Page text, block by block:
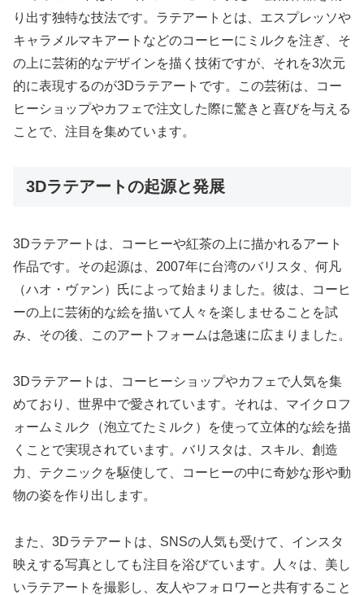
り出す独特な技法です。ラテアートとは、エスプレッソや
キャラメルマキアートなどのコーヒーにミルクを注ぎ、そ
の上に芸術的なデザインを描く技術ですが、それを3次元
的に表現するのが3Dラテアートです。この芸術は、コー
ヒーショップやカフェで注文した際に驚きと喜びを与える
ことで、注目を集めています。
3Dラテアートの起源と発展
3Dラテアートは、コーヒーや紅茶の上に描かれるアート
作品です。その起源は、2007年に台湾のバリスタ、何凡
（ハオ・ヴァン）氏によって始まりました。彼は、コーヒ
ーの上に芸術的な絵を描いて人々を楽しませることを試
み、その後、このアートフォームは急速に広まりました。
3Dラテアートは、コーヒーショップやカフェで人気を集
めており、世界中で愛されています。それは、マイクロフ
ォームミルク（泡立てたミルク）を使って立体的な絵を描
くことで実現されています。バリスタは、スキル、創造
力、テクニックを駆使して、コーヒーの中に奇妙な形や動
物の姿を作り出します。
また、3Dラテアートは、SNSの人気も受けて、インスタ
映えする写真としても注目を浴びています。人々は、美し
いラテアートを撮影し、友人やフォロワーと共有すること